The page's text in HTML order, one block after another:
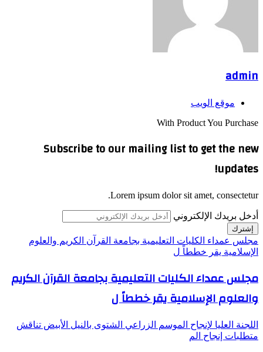
admin
موقع الويب
With Product You Purchase
Subscribe to our mailing list to get the new
updates!
Lorem ipsum dolor sit amet, consectetur.
أدخل بريدك الإلكتروني
مجلس عمداء الكليات التعليمية بجامعة القرآن الكريم والعلوم
الإسلامية يقر خططاً ل
مجلس عمداء الكليات التعليمية بجامعة القرآن الكريم
والعلوم الإسلامية يقر خططاً ل
اللجنة العليا لإنجاح الموسم الزراعي الشتوى بالنيل الأبيض تناقش
متطلبات إنجاح الم